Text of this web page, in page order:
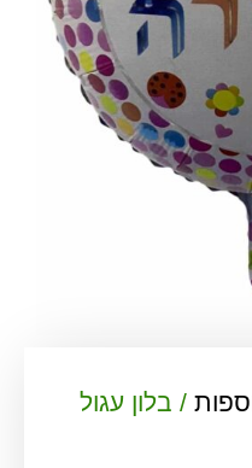
/ בלון עגול